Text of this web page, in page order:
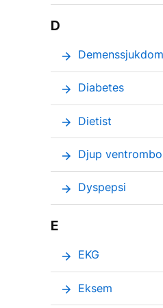
D
arrow_forward
arrow_forward Diabetes
arrow_forward Dietist
arrow_forward Djup
arrow_forward Dyspepsi
E
arrow_forward EKG
arrow_forward Eksem